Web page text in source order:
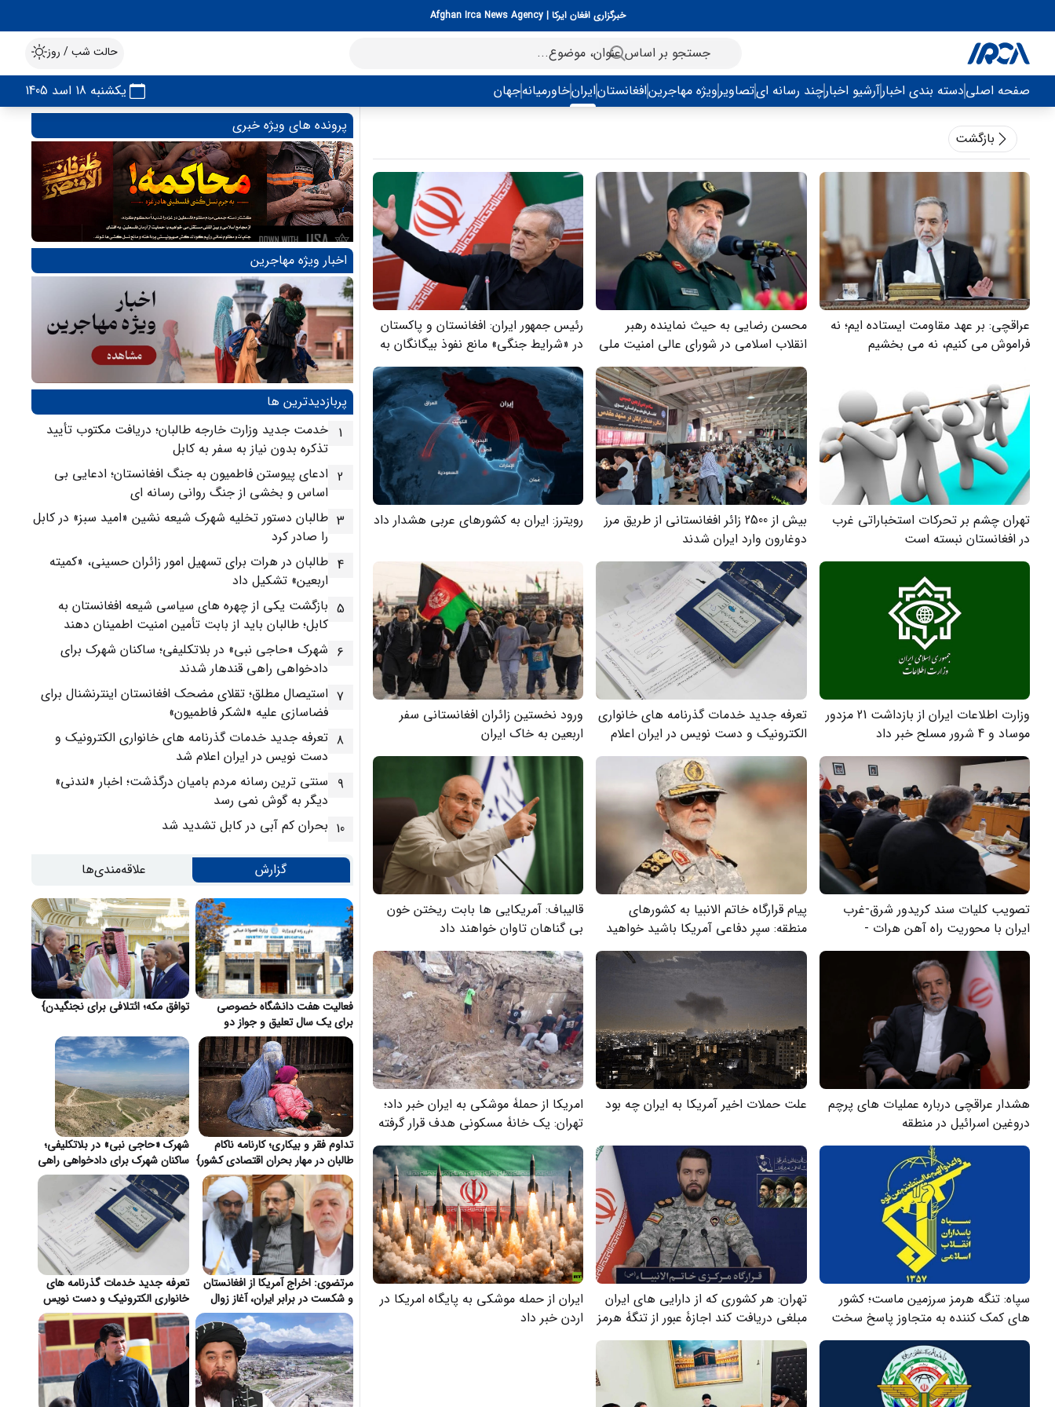
خبرگزاری افغان ایرکا | Afghan Irca News Agency
حالت شب / روز
صفحه اصلیدسته بندی اخبارآرشیو اخبارچند رسانه ایتصاویرویژه مهاجرینافغانستانایرانخاورمیانهجهان یکشنبه 18 اسد 1405
بازگشت
عراقچی: بر عهد مقاومت ایستاده ایم؛ نه
فراموش می کنیم، نه می بخشیم
محسن رضایی به حیث نماینده رهبر
انقلاب اسلامی در شورای عالی امنیت ملی
ایران تعیین گردید
رئیس جمهور ایران: افغانستان و پاکستان
در «شرایط جنگی» مانع نفوذ بیگانگان به
ایران شدند
تهران چشم بر تحرکات استخباراتی غرب
در افغانستان نبسته است
بیش از 2500 زائر افغانستانی از طریق مرز
دوغارون وارد ایران شدند
رویترز: ایران به کشورهای عربی هشدار داد
وزارت اطلاعات ایران از بازداشت 21 مزدور
موساد و 4 شرور مسلح خبر داد
تعرفه جدید خدمات گذرنامه های خانواری
الکترونیک و دست نویس در ایران اعلام
شد
ورود نخستین زائران افغانستانی سفر
اربعین به خاک ایران
تصویب کلیات سند کریدور شرق-غرب
ایران با محوریت راه آهن هرات -
مزارشریف
پیام قرارگاه خاتم الانبیا به کشورهای
منطقه: سپر دفاعی آمریکا باشید خواهید
سوخت
قالیباف: آمریکایی ها بابت ریختن خون
بی گناهان تاوان خواهند داد
هشدار عراقچی درباره عملیات های پرچم
دروغین اسرائیل در منطقه
علت حملات اخیر آمریکا به ایران چه بود
امریکا از حملۀ موشکی به ایران خبر داد؛
تهران: یک خانۀ مسکونی هدف قرار گرفته
است
سپاه: تنگه هرمز سرزمین ماست؛ کشور
های کمک کننده به متجاوز پاسخ سخت
دریافت می کنند
تهران: هر کشوری که از دارایی های ایران
مبلغی دریافت کند اجازۀ عبور از تنگۀ هرمز
را نخواهند داشت
ایران از حمله موشکی به پایگاه امریکا در
اردن خبر داد
پرونده های ویژه خبری
اخبار ویژه مهاجرین
پربازدیدترین ها
1 خدمت جدید وزارت خارجه طالبان؛ دریافت مکتوب تأیید
تذکره بدون نیاز به سفر به کابل
2 ادعای پیوستن فاطمیون به جنگ افغانستان؛ ادعایی بی
اساس و بخشی از جنگ روانی رسانه ای
3 طالبان دستور تخلیه شهرک شیعه نشین «امید سبز» در کابل
را صادر کرد
4 طالبان در هرات برای تسهیل امور زائران حسینی، «کمیته
اربعین» تشکیل داد
5 بازگشت یکی از چهره های سیاسی شیعه افغانستان به
کابل؛ طالبان باید از بابت تأمین امنیت اطمینان دهند
6 شهرک «حاجی نبی» در بلاتکلیفی؛ ساکنان شهرک برای
دادخواهی راهی قندهار شدند
7 استیصال مطلق؛ تقلای مضحک افغانستان اینترنشنال برای
فضاسازی علیه «لشکر فاطمیون»
8 تعرفه جدید خدمات گذرنامه های خانواری الکترونیک و
دست نویس در ایران اعلام شد
9 سنتی ترین رسانه مردم بامیان درگذشت؛ اخبار «لندنی»
دیگر به گوش نمی رسد
10 بحران کم آبی در کابل تشدید شد
گزارش علاقه‌مندی‌ها
فعالیت هفت دانشگاه خصوصی
برای یک سال تعلیق و جواز دو
دانشگاه لغو شد}
توافق مکه؛ ائتلافی برای نجنگیدن}
تداوم فقر و بیکاری؛ کارنامه ناکام
طالبان در مهار بحران اقتصادی کشور}
شهرک «حاجی نبی» در بلاتکلیفی؛
ساکنان شهرک برای دادخواهی راهی
قندهار شدند}
مرتضوی: اخراج آمریکا از افغانستان
و شکست در برابر ایران، آغاز زوال
هژمونی واشنگتن}
تعرفه جدید خدمات گذرنامه های
خانواری الکترونیک و دست نویس
در ایران اعلام شد}